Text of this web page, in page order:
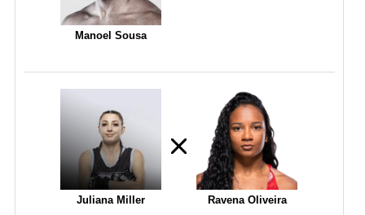
Manoel Sousa
Juliana Miller Ravena Oliveira